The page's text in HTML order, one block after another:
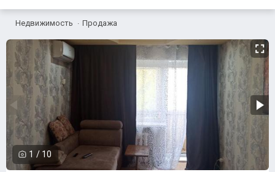
Недвижимость Продажа
1 / 10